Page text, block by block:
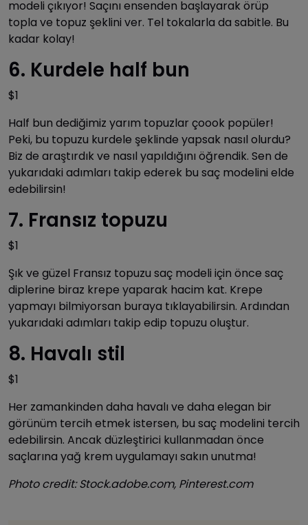
modeli çıkıyor! Saçını ensenden başlayarak örüp
topla ve topuz şeklini ver. Tel tokalarla da sabitle. Bu
kadar kolay!
6. Kurdele half bun
$1
Half bun dediğimiz yarım topuzlar çoook popüler!
Peki, bu topuzu kurdele şeklinde yapsak nasıl olurdu?
Biz de araştırdık ve nasıl yapıldığını öğrendik. Sen de
yukarıdaki adımları takip ederek bu saç modelini elde
edebilirsin!
7. Fransız topuzu
$1
Şık ve güzel Fransız topuzu saç modeli için önce saç
diplerine biraz krepe yaparak hacim kat. Krepe
yapmayı bilmiyorsan buraya tıklayabilirsin. Ardından
yukarıdaki adımları takip edip topuzu oluştur.
8. Havalı stil
$1
Her zamankinden daha havalı ve daha elegan bir
görünüm tercih etmek istersen, bu saç modelini tercih
edebilirsin. Ancak düzleştirici kullanmadan önce
saçlarına yağ krem uygulamayı sakın unutma!
Photo credit: Stock.adobe.com, Pinterest.com